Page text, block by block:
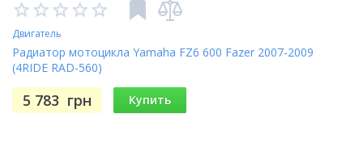
Двигатель
Радиатор мотоцикла Yamaha FZ6 600 Fazer 2007-2009
(4RIDE RAD-560)
5 783 грн Купить